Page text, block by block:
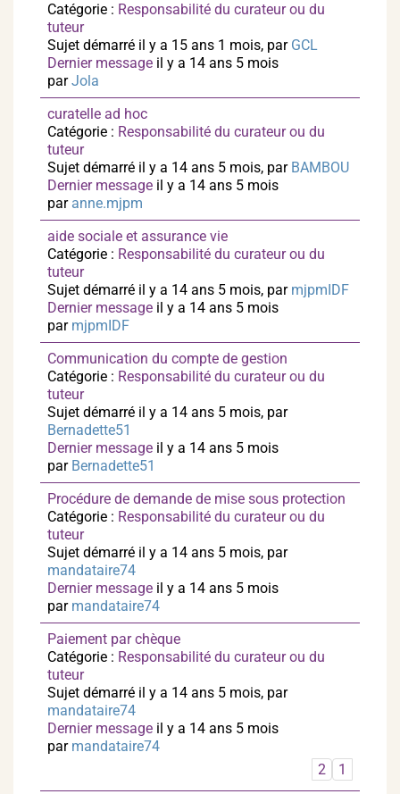
Catégorie : Responsabilité du curateur ou du
tuteur
Sujet démarré il y a 15 ans 1 mois, par GCL
Dernier message il y a 14 ans 5 mois
parJola
curatelle ad hoc
Catégorie : Responsabilité du curateur ou du
tuteur
Sujet démarré il y a 14 ans 5 mois, par BAMBOU
Dernier message il y a 14 ans 5 mois
par anne.mjpm
aide sociale et assurance vie
Catégorie : Responsabilité du curateur ou du
tuteur
Sujet démarré il y a 14 ans 5 mois, par mjpmIDF
Dernier message il y a 14 ans 5 mois
par mjpmIDF
Communication du compte de gestion
Catégorie : Responsabilité du curateur ou du
tuteur
Sujet démarré il y a 14 ans 5 mois, par
Bernadette51
Dernier message il y a 14 ans 5 mois
par Bernadette51
Procédure de demande de mise sous protection
Catégorie : Responsabilité du curateur ou du
tuteur
Sujet démarré il y a 14 ans 5 mois, par
mandataire74
Dernier message il y a 14 ans 5 mois
par mandataire74
Paiement par chèque
Catégorie : Responsabilité du curateur ou du
tuteur
Sujet démarré il y a 14 ans 5 mois, par
mandataire74
Dernier message il y a 14 ans 5 mois
par mandataire74
1
2